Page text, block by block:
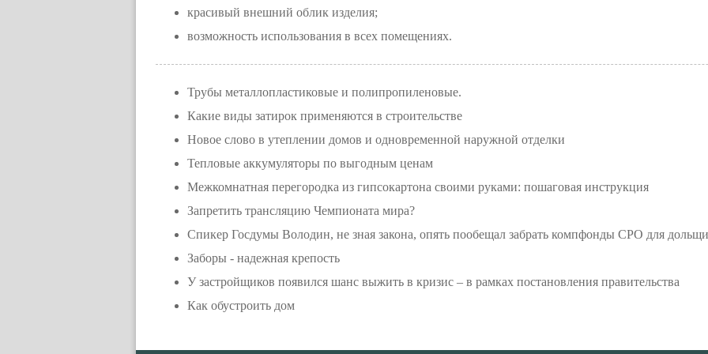
красивый внешний облик изделия;
возможность использования в всех помещениях.
Трубы металлопластиковые и полипропиленовые.
Какие виды затирок применяются в строительстве
Новое слово в утеплении домов и одновременной наружной отделки
Тепловые аккумуляторы по выгодным ценам
Межкомнатная перегородка из гипсокартона своими руками: пошаговая инструкция
Запретить трансляцию Чемпионата мира?
Спикер Госдумы Володин, не зная закона, опять пообещал забрать компфонды СРО для
Заборы - надежная крепость
У застройщиков появился шанс выжить в кризис – в рамках постановления правительства
Как обустроить дом